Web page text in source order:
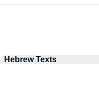
Hebrew Texts